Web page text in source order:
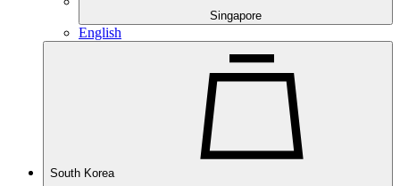
Singapore
English
South Korea